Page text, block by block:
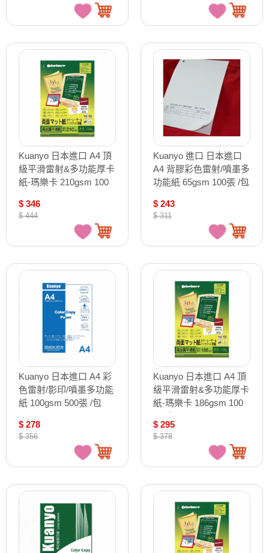
Kuanyo 日本進口 A4 頂
級平滑雷射&多功能厚卡
紙-瑪樂卡 210gsm 100
$ 346
$ 444
Kuanyo 進口 日本進口
A4 背膠彩色雷射/噴墨多
功能紙 65gsm 100張 /包
$ 243
$ 311
Kuanyo 日本進口 A4 彩
色雷射/影印/噴墨多功能
紙 100gsm 500張 /包
$ 278
$ 356
Kuanyo 日本進口 A4 頂
級平滑雷射&多功能厚卡
紙-瑪樂卡 186gsm 100
$ 295
$ 378